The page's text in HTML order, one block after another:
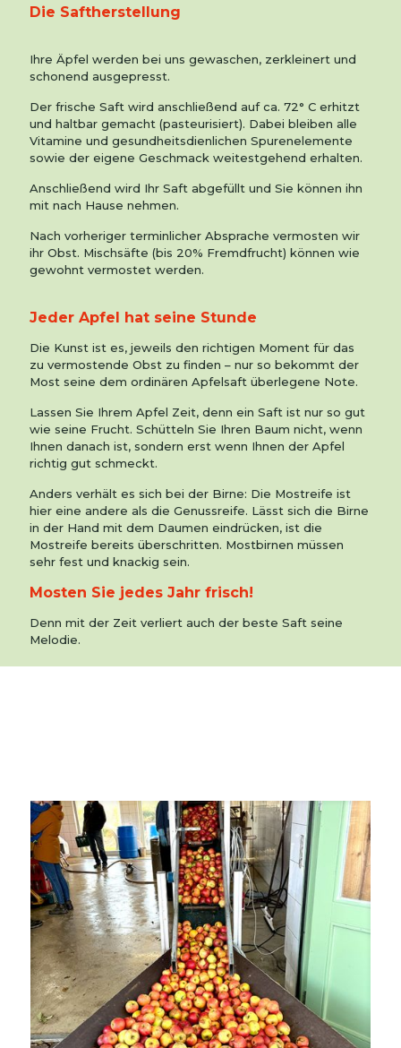
Die Saftherstellung
Ihre Äpfel werden bei uns gewaschen, zerkleinert und
schonend ausgepresst.
Der frische Saft wird anschließend auf ca. 72° C erhitzt
und haltbar gemacht (pasteurisiert). Dabei bleiben alle
Vitamine und gesundheitsdienlichen Spurenelemente
sowie der eigene Geschmack weitestgehend erhalten.
Anschließend wird Ihr Saft abgefüllt und Sie können ihn
mit nach Hause nehmen.
Nach vorheriger terminlicher Absprache vermosten wir
ihr Obst. Mischsäfte (bis 20% Fremdfrucht) können wie
gewohnt vermostet werden.
Jeder Apfel hat seine Stunde
Die Kunst ist es, jeweils den richtigen Moment für das
zu vermostende Obst zu finden – nur so bekommt der
Most seine dem ordinären Apfelsaft überlegene Note.
Lassen Sie Ihrem Apfel Zeit, denn ein Saft ist nur so gut
wie seine Frucht. Schütteln Sie Ihren Baum nicht, wenn
Ihnen danach ist, sondern erst wenn Ihnen der Apfel
richtig gut schmeckt.
Anders verhält es sich bei der Birne: Die Mostreife ist
hier eine andere als die Genussreife. Lässt sich die Birne
in der Hand mit dem Daumen eindrücken, ist die
Mostreife bereits überschritten. Mostbirnen müssen
sehr fest und knackig sein.
Mosten Sie jedes Jahr frisch!
Denn mit der Zeit verliert auch der beste Saft seine
Melodie.